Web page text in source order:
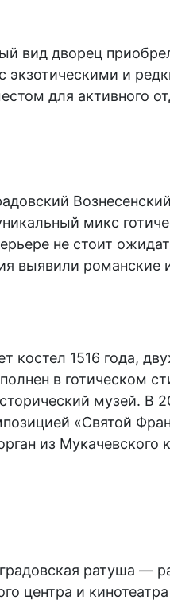
вид дворец
экзотическими и
для активного
микс
не стоит
выявили
костел 1516 года,
в готическом
музей. В
«Святой
из Мукачевского
ратуша —
центра и